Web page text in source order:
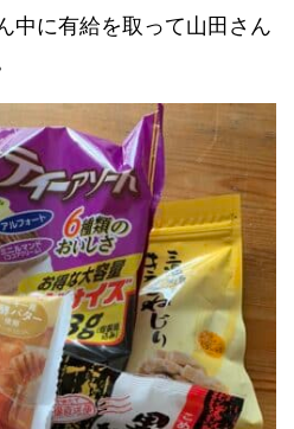
中に有給を取って山田さん